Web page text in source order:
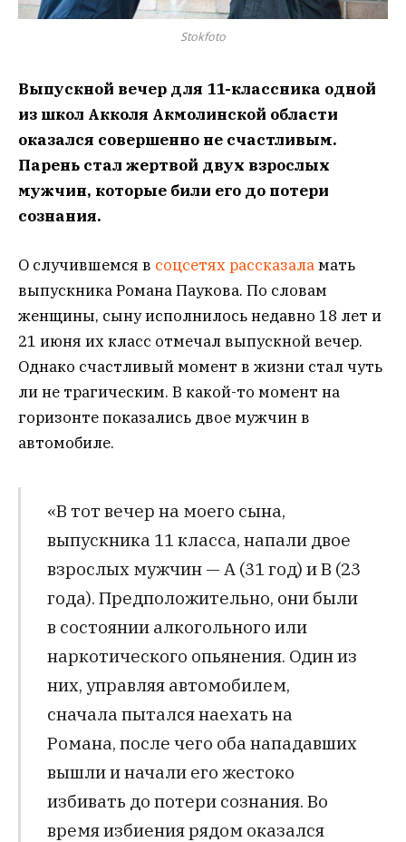
Stokfoto
Выпускной вечер для 11-классника одной
из школ Акколя Акмолинской области
оказался совершенно не счастливым.
Парень стал жертвой двух взрослых
мужчин, которые били его до потери
сознания.
О случившемся в соцсетях рассказаламать
выпускника Романа Паукова. По словам
женщины, сыну исполнилось недавно 18 лет и
21 июня их класс отмечал выпускной вечер.
Однако счастливый момент в жизни стал чуть
ли не трагическим. В какой-то момент на
горизонте показались двое мужчин в
автомобиле.
«В тот вечер на моего сына,
выпускника 11 класса, напали двое
взрослых мужчин — А (31 год) и В (23
года). Предположительно, они были
в состоянии алкогольного или
наркотического опьянения. Один из
них, управляя автомобилем,
сначала пытался наехать на
Романа, после чего оба нападавших
вышли и начали его жестоко
избивать до потери сознания. Во
время избиения рядом оказался